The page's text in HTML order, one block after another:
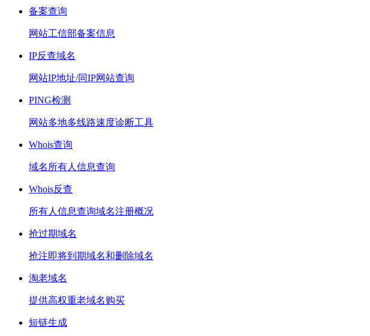
备案查询
网站工信部备案信息
IP反查域名
网站IP地址/同IP网站查询
PING检测
网站多地多线路速度诊断工具
Whois查询
域名所有人信息查询
Whois反查
所有人信息查询域名注册概况
抢过期域名
抢注即将到期域名和删除域名
淘老域名
提供高权重老域名购买
短链生成